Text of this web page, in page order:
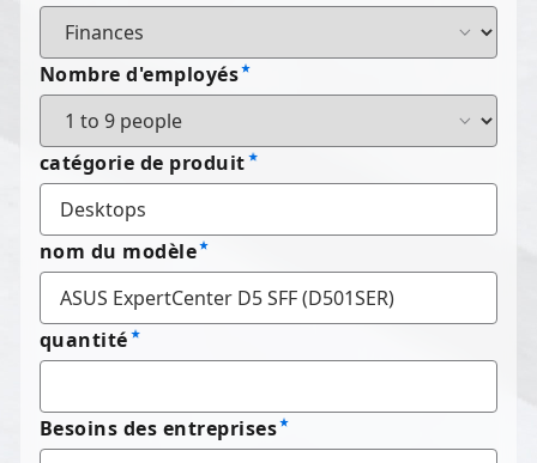
Nombre d'employés
catégorie de produit
nom du modèle
quantité
Besoins des entreprises